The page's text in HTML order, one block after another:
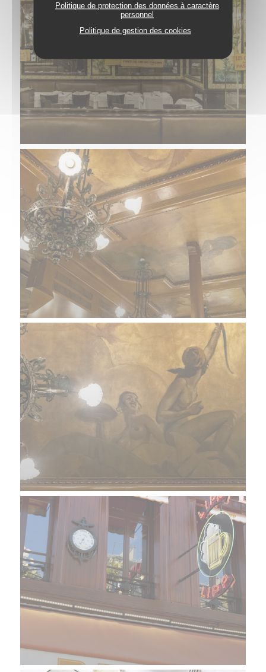
Politique de protection des données à caractère
personnel
Politique de gestion des cookies